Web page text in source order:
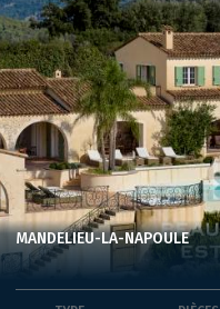
MANDELIEU-LA-NAPOULE